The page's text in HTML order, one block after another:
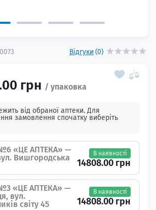
Відгуки (0)
грн
від обраної аптеки. Для
замовлення спочатку виберіть
«ЦЕ АПТЕКА» —
Вишгородська
В наявності
14808.00 грн
«ЦЕ АПТЕКА» —
вул.
світу 45
В наявності
14808.00 грн